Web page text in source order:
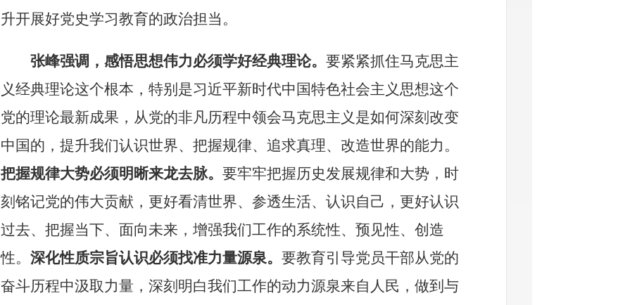
升开展好党史学习教育的政治担当。
张峰强调， 感悟思想伟力必须学好经典理论。 要紧紧抓住马克思主
义经典理论这个根本，特别是习近平新时代中国特色社会主义思想这个
党的理论最新成果，从党的非凡历程中领会马克思主义是如何深刻改变
中国的，提升我们认识世界、把握规律、追求真理、改造世界的能力。
把握规律大势必须明晰来龙去脉。 要牢牢把握历史发展规律和大势，时
刻铭记党的伟大贡献，更好看清世界、参透生活、认识自己，更好认识
过去、把握当下、面向未来，增强我们工作的系统性、预见性、创造
性。 深化性质宗旨认识必须找准力量源泉。 要教育引导党员干部从党的
奋斗历程中汲取力量，深刻明白我们工作的动力源泉来自人民，做到与